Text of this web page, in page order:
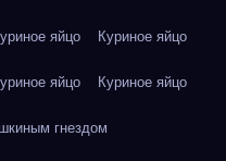
яйцо Куриное яйцо
яйцо Куриное яйцо
гнездом